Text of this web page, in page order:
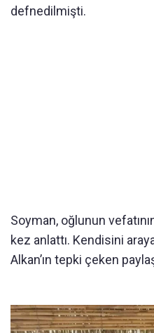
defnedilmişti.
Soyman, oğlunun
kez anlattı. Kendisini
Alkan’ın tepki çeken